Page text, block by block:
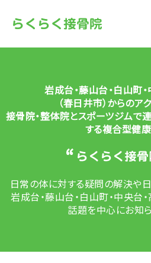
岩成台・藤山台・白山町
（春日井市）からのア
接骨院・整体院とスポーツジムで
する複合型健
“
日常の体に対する疑問の解決や
岩成台・藤山台・白山町・中央台
話題を中心にお知